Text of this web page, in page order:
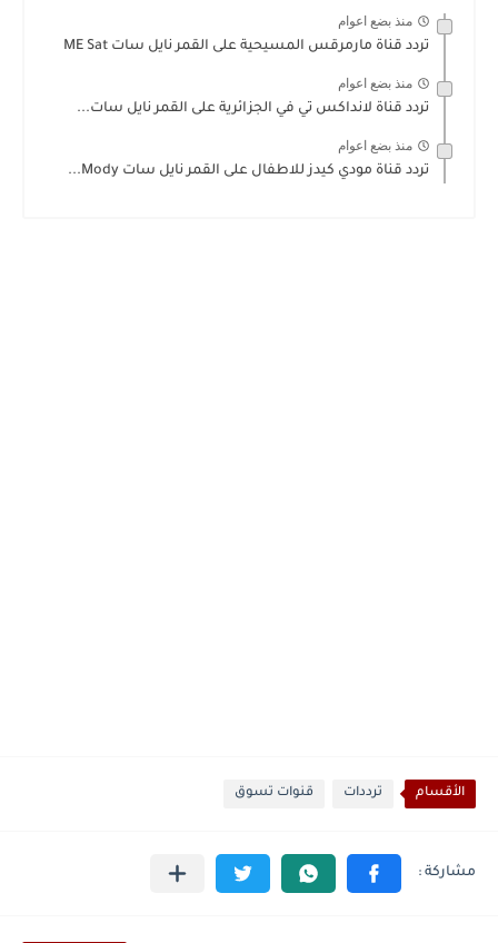
منذ بضع اعوام
تردد قناة مارمرقس المسيحية على القمر نايل سات ME Sat
منذ بضع اعوام
تردد قناة لانداكس تي في الجزائرية على القمر نايل سات...
منذ بضع اعوام
تردد قناة مودي كيدز للاطفال على القمر نايل سات Mody...
الأقسام ترددات قنوات تسوق